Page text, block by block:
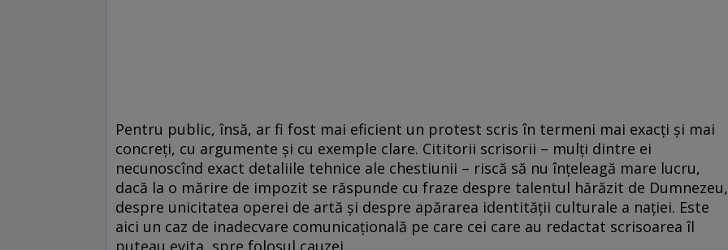
Pentru public, însă, ar fi fost mai eficient un protest scris în termeni mai exacţi şi mai
concreţi, cu argumente şi cu exemple clare. Cititorii scrisorii – mulţi dintre ei
necunoscînd exact detaliile tehnice ale chestiunii – riscă să nu înţeleagă mare lucru,
dacă la o mărire de impozit se răspunde cu fraze despre talentul hărăzit de Dumnezeu,
despre unicitatea operei de artă şi despre apărarea identităţii culturale a naţiei. Este
aici un caz de inadecvare comunicaţională pe care cei care au redactat scrisoarea îl